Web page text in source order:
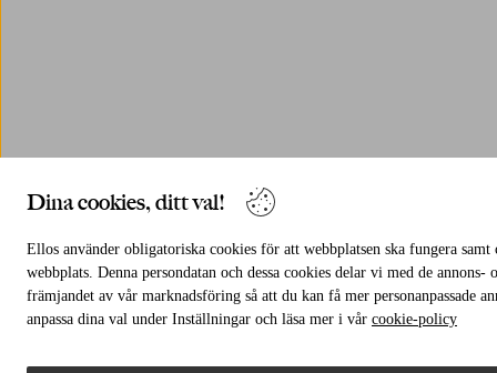
Dina cookies, ditt val!
Ellos använder obligatoriska cookies för att webbplatsen ska fungera
webbplats. Denna persondatan och dessa cookies delar vi med de
främjandet av vår marknadsföring så att du kan få mer personanpassade
anpassa dina val under Inställningar och läsa mer i vår cookie-policy